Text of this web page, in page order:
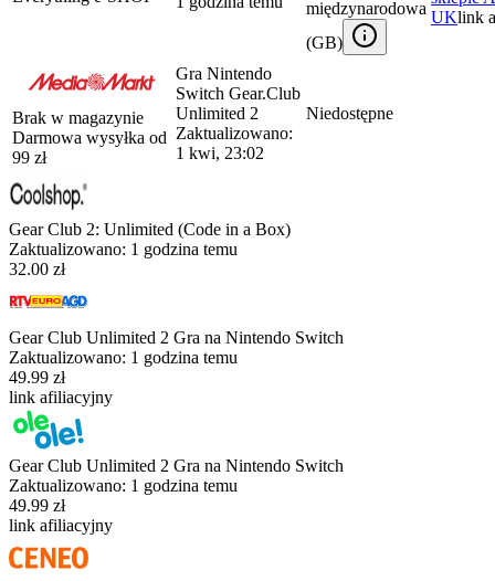
międzynarodowa
(GB)
UKlink
Brak w magazynie
Darmowa wysyłka od
99 zł
Gra Nintendo
Switch Gear.Club
Unlimited 2
Zaktualizowano:
1 kwi, 23:02
Niedostępne
Gear Club 2: Unlimited (Code in a Box)
Zaktualizowano: 1 godzina temu
32.00 zł
Gear Club Unlimited 2 Gra na Nintendo Switch
Zaktualizowano: 1 godzina temu
49.99 zł
link afiliacyjny
Gear Club Unlimited 2 Gra na Nintendo Switch
Zaktualizowano: 1 godzina temu
49.99 zł
link afiliacyjny